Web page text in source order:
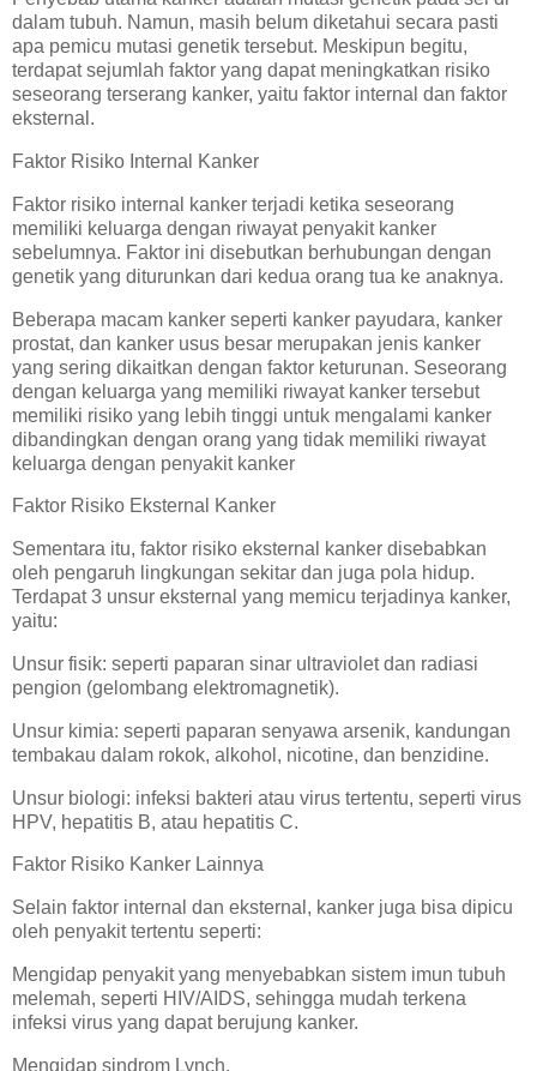
dalam tubuh. Namun, masih belum diketahui secara pasti
apa pemicu mutasi genetik tersebut. Meskipun begitu,
terdapat sejumlah faktor yang dapat meningkatkan risiko
seseorang terserang kanker, yaitu faktor internal dan faktor
eksternal.
Faktor Risiko Internal Kanker
Faktor risiko internal kanker terjadi ketika seseorang
memiliki keluarga dengan riwayat penyakit kanker
sebelumnya. Faktor ini disebutkan berhubungan dengan
genetik yang diturunkan dari kedua orang tua ke anaknya.
Beberapa macam kanker seperti kanker payudara, kanker
prostat, dan kanker usus besar merupakan jenis kanker
yang sering dikaitkan dengan faktor keturunan. Seseorang
dengan keluarga yang memiliki riwayat kanker tersebut
memiliki risiko yang lebih tinggi untuk mengalami kanker
dibandingkan dengan orang yang tidak memiliki riwayat
keluarga dengan penyakit kanker
Faktor Risiko Eksternal Kanker
Sementara itu, faktor risiko eksternal kanker disebabkan
oleh pengaruh lingkungan sekitar dan juga pola hidup.
Terdapat 3 unsur eksternal yang memicu terjadinya kanker,
yaitu:
Unsur fisik: seperti paparan sinar ultraviolet dan radiasi
pengion (gelombang elektromagnetik).
Unsur kimia: seperti paparan senyawa arsenik, kandungan
tembakau dalam rokok, alkohol, nicotine, dan benzidine.
Unsur biologi: infeksi bakteri atau virus tertentu, seperti virus
HPV, hepatitis B, atau hepatitis C.
Faktor Risiko Kanker Lainnya
Selain faktor internal dan eksternal, kanker juga bisa dipicu
oleh penyakit tertentu seperti:
Mengidap penyakit yang menyebabkan sistem imun tubuh
melemah, seperti HIV/AIDS, sehingga mudah terkena
infeksi virus yang dapat berujung kanker.
Mengidap sindrom Lynch.